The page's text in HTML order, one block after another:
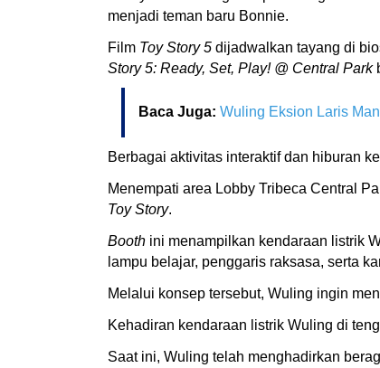
menjadi teman baru Bonnie.
Film Toy Story 5 dijadwalkan tayang di
Story 5: Ready, Set, Play! @ Central Park
Baca Juga: Wuling Eksion Laris
Berbagai aktivitas interaktif dan hiburan
Menempati area Lobby Tribeca Central
Toy Story.
Booth ini menampilkan kendaraan listrik
lampu belajar, penggaris raksasa, serta
Melalui konsep tersebut, Wuling ingin
Kehadiran kendaraan listrik Wuling di
Saat ini, Wuling telah menghadirkan